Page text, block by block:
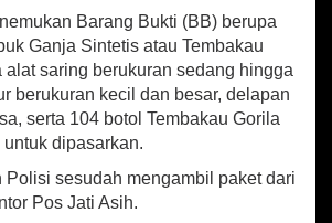
Barang Bukti (BB) berupa
Ganja Sintetis atau Tembakau
alat saring berukuran sedang hingga
berukuran kecil dan besar, delapan
serta 104 botol Tembakau Gorila
dipasarkan.
Polisi sesudah mengambil paket dari
Pos Jati Asih.